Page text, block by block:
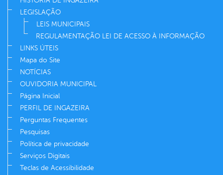
LEGISLAÇÃO
LEIS MUNICIPAIS
REGULAMENTAÇÃO LEI DE ACESSO À INFORMAÇÃO
LINKS ÚTEIS
Mapa do Site
NOTÍCIAS
OUVIDORIA MUNICIPAL
Página Inicial
PERFIL DE INGAZEIRA
Perguntas Frequentes
Pesquisas
Política de privacidade
Serviços Digitais
Teclas de Acessibilidade